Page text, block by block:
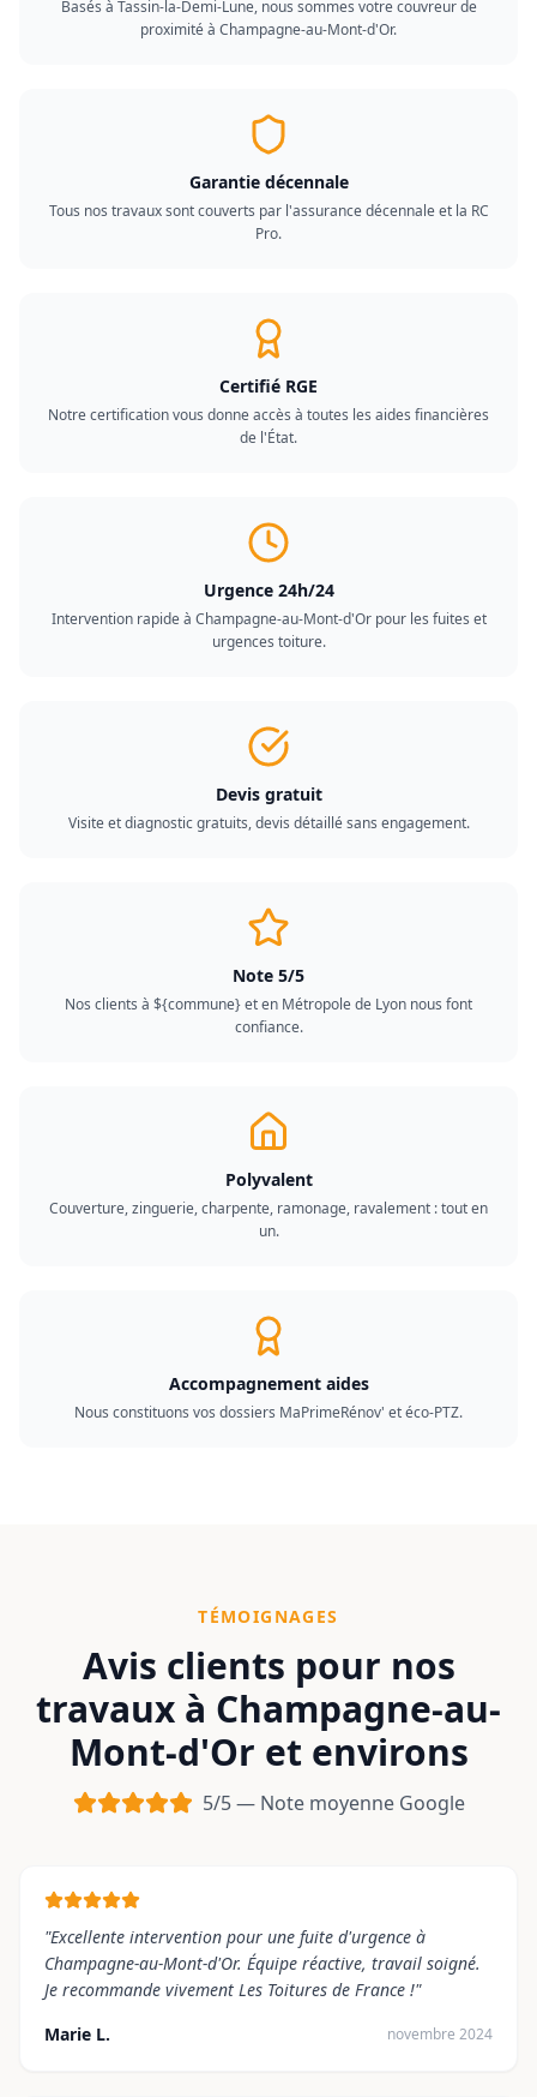
Basés à Tassin-la-Demi-Lune, nous sommes votre couvreur de
proximité à Champagne-au-Mont-d'Or.
Garantie décennale
Tous nos travaux sont couverts par l'assurance décennale et la RC
Pro.
Certifié RGE
Notre certification vous donne accès à toutes les aides financières
de l'État.
Urgence 24h/24
Intervention rapide à Champagne-au-Mont-d'Or pour les fuites et
urgences toiture.
Devis gratuit
Visite et diagnostic gratuits, devis détaillé sans engagement.
Note 5/5
Nos clients à ${commune} et en Métropole de Lyon nous font
confiance.
Polyvalent
Couverture, zinguerie, charpente, ramonage, ravalement : tout en
un.
Accompagnement aides
Nous constituons vos dossiers MaPrimeRénov' et éco-PTZ.
TÉMOIGNAGES
Avis clients pour nos
travaux à Champagne-au-
Mont-d'Or et environs
5/5 — Note moyenne Google
"Excellente intervention pour une fuite d'urgence à
Champagne-au-Mont-d'Or. Équipe réactive, travail soigné.
Je recommande vivement Les Toitures de France !"
Marie L.
novembre 2024